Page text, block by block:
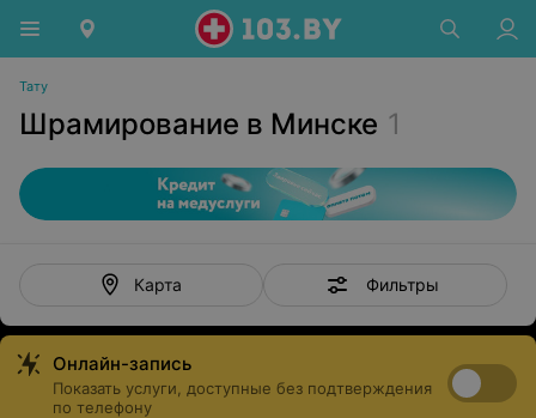
Тату
Шрамирование в Минске 1
Карта Фильтры
Онлайн-запись
Показать услуги, доступные без подтверждения
по телефону